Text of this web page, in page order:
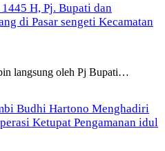
H, Pj. Bupati dan
di Pasar sengeti Kecamatan
langsung oleh Pj Bupati…
Budhi Hartono Menghadiri
Ketupat Pengamanan idul